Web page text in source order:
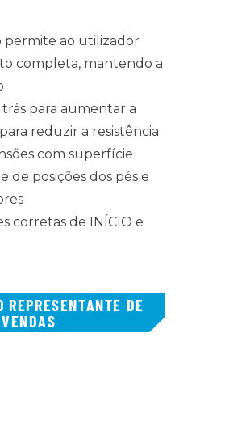
ao utilizador
completa, mantendo a
trás para aumentar a
reduzir a resistência
com superfície
posições dos pés e
corretas de INÍCIO e
REPRESENTANTE DE
VENDAS